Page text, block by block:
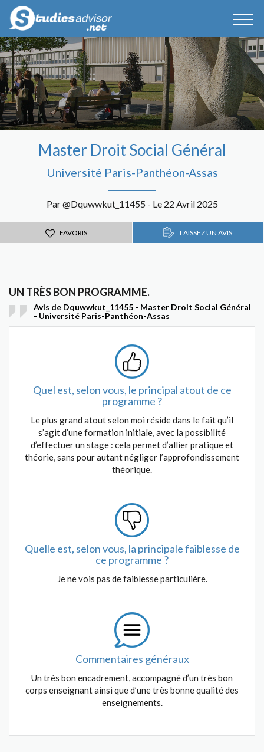
Master Droit Social Général
Université Paris-Panthéon-Assas
Par @Dquwwkut_11455 - Le 22 Avril 2025
FAVORIS LAISSEZ UN AVIS
UN TRÈS BON PROGRAMME.
Avis de Dquwwkut_11455 - Master Droit Social Général
- Université Paris-Panthéon-Assas
Quel est, selon vous, le principal atout de ce
programme ?
Le plus grand atout selon moi réside dans le fait qu’il
s’agit d’une formation initiale, avec la possibilité
d’effectuer un stage : cela permet d’allier pratique et
théorie, sans pour autant négliger l’approfondissement
théorique.
Quelle est, selon vous, la principale faiblesse de
ce programme ?
Je ne vois pas de faiblesse particulière.
Commentaires généraux
Un très bon encadrement, accompagné d’un très bon
corps enseignant ainsi que d’une très bonne qualité des
enseignements.